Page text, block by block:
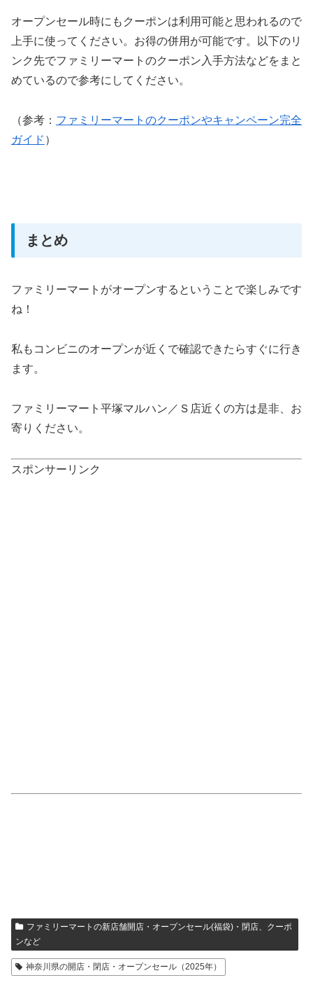
オープンセール時にもクーポンは利用可能と思われるので
上手に使ってください。お得の併用が可能です。以下のリ
ンク先でファミリーマートのクーポン入手方法などをまと
めているので参考にしてください。
（参考： ファミリーマートのクーポンやキャンペーン完全
ガイド ）
まとめ
ファミリーマートがオープンするということで楽しみです
ね！
私もコンビニのオープンが近くで確認できたらすぐに行き
ます。
ファミリーマート平塚マルハン／Ｓ店近くの方は是非、お
寄りください。
スポンサーリンク
ファミリーマートの新店舗開店・オープンセール(福袋)・閉店、クーポ
ンなど
神奈川県の開店・閉店・オープンセール（2025年）